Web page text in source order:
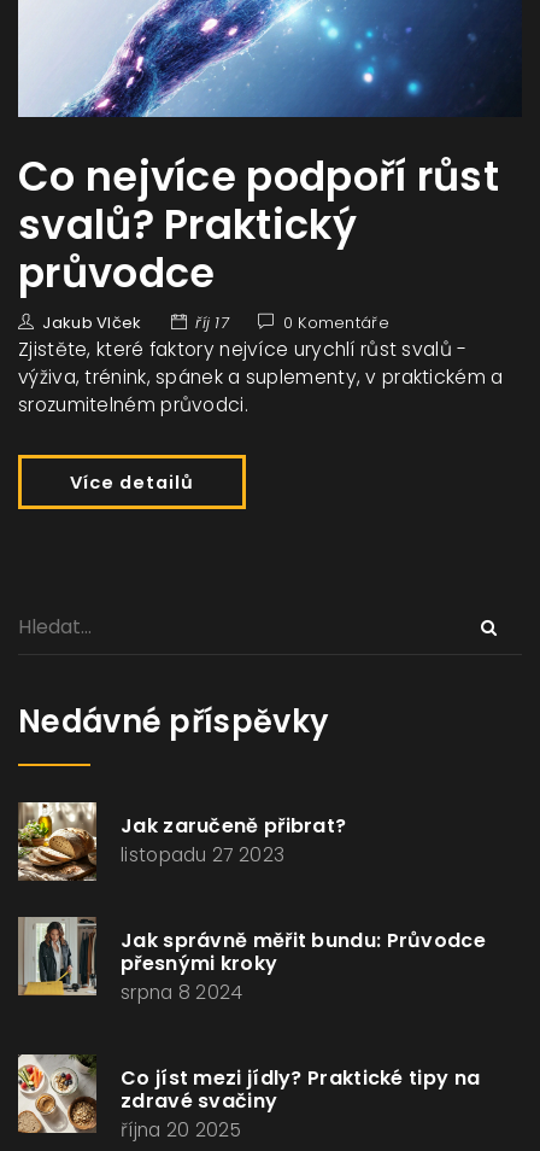
Co nejvíce podpoří růst
svalů? Praktický
průvodce
Jakub Vlček říj 17 0 Komentáře
Zjistěte, které faktory nejvíce urychlí růst svalů -
výživa, trénink, spánek a suplementy, v praktickém a
srozumitelném průvodci.
Více detailů
Nedávné příspěvky
Jak zaručeně přibrat?
listopadu 27 2023
Jak správně měřit bundu: Průvodce
přesnými kroky
srpna 8 2024
Co jíst mezi jídly? Praktické tipy na
zdravé svačiny
října 20 2025